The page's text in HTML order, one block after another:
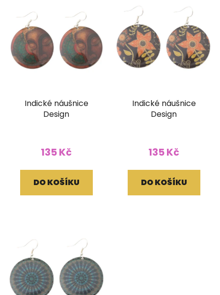
Indické náušnice
Design
135 Kč
DO KOŠÍKU
Indické náušnice
Design
135 Kč
DO KOŠÍKU